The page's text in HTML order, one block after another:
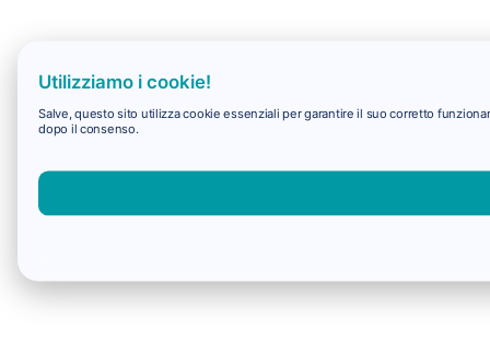
Utilizziamo i cookie!
Salve, questo sito utilizza cookie essenziali per garantire il suo corretto
dopo il consenso.